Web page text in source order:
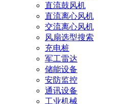
直流鼓风机
直流离心风机
交流离心风机
风扇选型搜索
充电桩
军工雷达
储能设备
安防监控
通讯设备
工业机械